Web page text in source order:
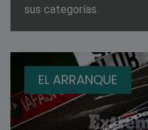
sus categorías.
EL ARRANQUE